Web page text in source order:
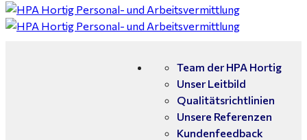
Team der HPA Hortig
Unser Leitbild
Qualitätsrichtlinien
Unsere Referenzen
Kundenfeedback